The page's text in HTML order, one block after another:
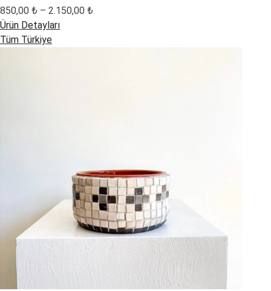
850,00 ₺ – 2.150,00 ₺
Ürün Detayları
Tüm Türkiye